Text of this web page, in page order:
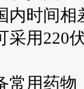
在摄氏
内时间相
采用220